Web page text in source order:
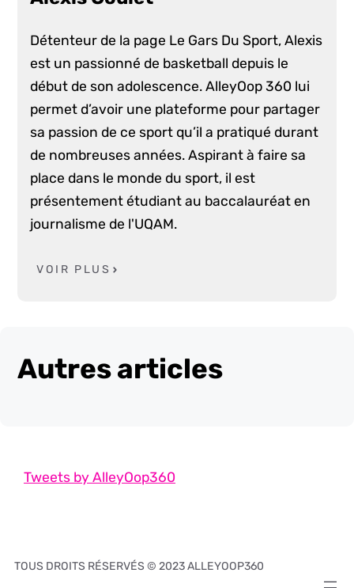
Détenteur de la page Le Gars Du Sport, Alexis
est un passionné de basketball depuis le
début de son adolescence. AlleyOop 360 lui
permet d’avoir une plateforme pour partager
sa passion de ce sport qu’il a pratiqué durant
de nombreuses années. Aspirant à faire sa
place dans le monde du sport, il est
présentement étudiant au baccalauréat en
journalisme de l'UQAM.
VOIR PLUS
Autres articles
Tweets by AlleyOop360
TOUS DROITS RÉSERVÉS © 2023 ALLEYOOP360